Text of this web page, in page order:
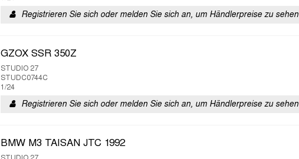
Registrieren Sie sich oder melden Sie sich an, um Händlerpreise zu sehen
GZOX SSR 350Z
STUDIO 27
STUDC0744C
1/24
Registrieren Sie sich oder melden Sie sich an, um Händlerpreise zu sehen
BMW M3 TAISAN JTC 1992